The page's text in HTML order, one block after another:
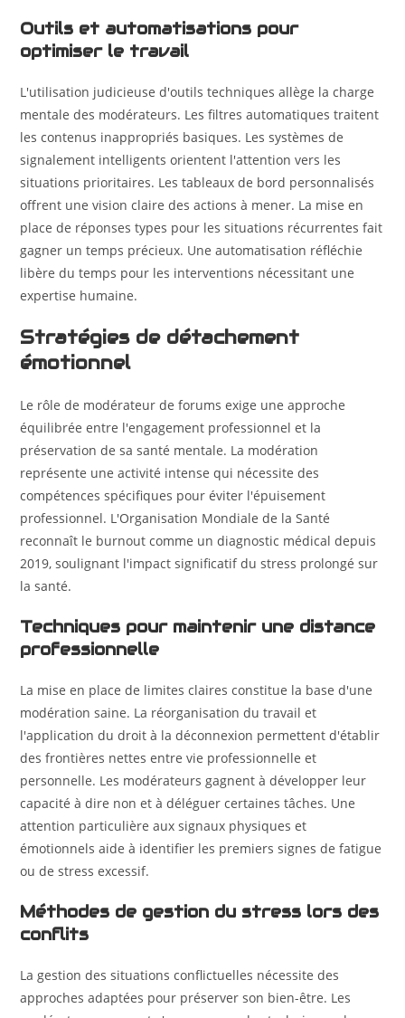
Outils et automatisations pour
optimiser le travail
L'utilisation judicieuse d'outils techniques allège la charge
mentale des modérateurs. Les filtres automatiques traitent
les contenus inappropriés basiques. Les systèmes de
signalement intelligents orientent l'attention vers les
situations prioritaires. Les tableaux de bord personnalisés
offrent une vision claire des actions à mener. La mise en
place de réponses types pour les situations récurrentes fait
gagner un temps précieux. Une automatisation réfléchie
libère du temps pour les interventions nécessitant une
expertise humaine.
Stratégies de détachement
émotionnel
Le rôle de modérateur de forums exige une approche
équilibrée entre l'engagement professionnel et la
préservation de sa santé mentale. La modération
représente une activité intense qui nécessite des
compétences spécifiques pour éviter l'épuisement
professionnel. L'Organisation Mondiale de la Santé
reconnaît le burnout comme un diagnostic médical depuis
2019, soulignant l'impact significatif du stress prolongé sur
la santé.
Techniques pour maintenir une distance
professionnelle
La mise en place de limites claires constitue la base d'une
modération saine. La réorganisation du travail et
l'application du droit à la déconnexion permettent d'établir
des frontières nettes entre vie professionnelle et
personnelle. Les modérateurs gagnent à développer leur
capacité à dire non et à déléguer certaines tâches. Une
attention particulière aux signaux physiques et
émotionnels aide à identifier les premiers signes de fatigue
ou de stress excessif.
Méthodes de gestion du stress lors des
conflits
La gestion des situations conflictuelles nécessite des
approches adaptées pour préserver son bien-être. Les